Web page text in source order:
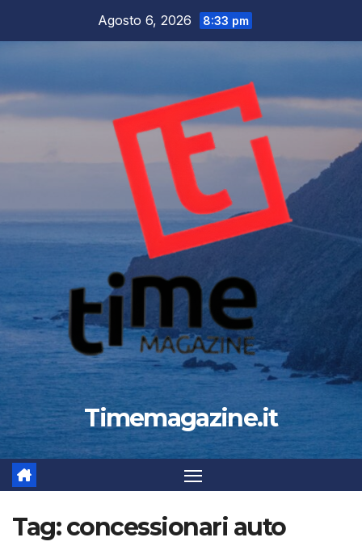
Agosto 6, 2026 8:33 pm
Timemagazine.it
Tag:concessionari auto